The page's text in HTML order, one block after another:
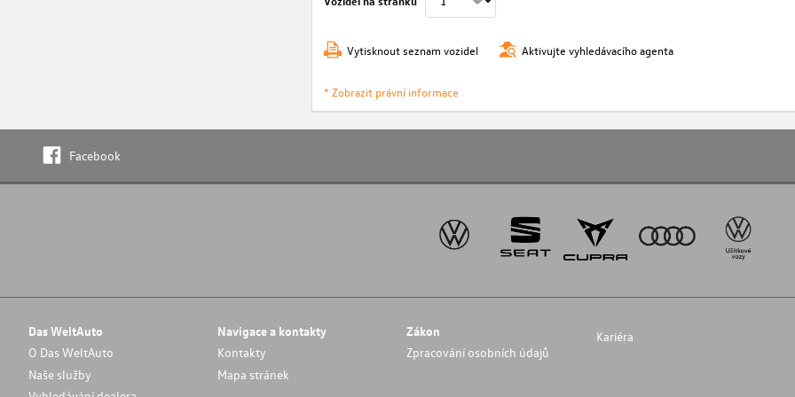
Vytisknout seznam vozidel Aktivujte vyhledávacího agenta
* Zobrazit právní informace
Facebook
Das WeltAuto
O Das WeltAuto
Naše služby
Navigace a kontakty
Kontakty
Mapa stránek
Zákon
Zpracování osobních údajů
Kariéra